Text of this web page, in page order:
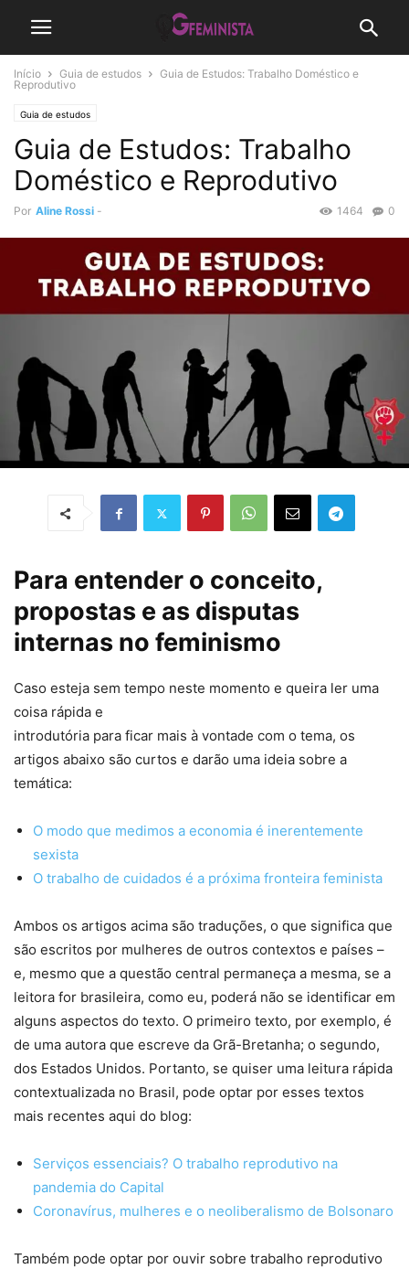
Início Guia de estudos
Guia de Estudos: Trabalho Doméstico e
Reprodutivo
Guia de estudos
Guia de Estudos: Trabalho
Doméstico e Reprodutivo
Por Aline Rossi - 0
1464
Para entender o conceito,
propostas e as disputas
internas no feminismo
Caso esteja sem tempo neste momento e queira ler uma
coisa rápida e
introdutória para ficar mais à vontade com o tema, os
artigos abaixo são curtos e darão uma ideia sobre a
temática:
O modo que medimos a economia é inerentemente
sexista
O trabalho de cuidados é a próxima fronteira feminista
Ambos os artigos acima são traduções, o que significa que
são escritos por mulheres de outros contextos e países –
e, mesmo que a questão central permaneça a mesma, se a
leitora for brasileira, como eu, poderá não se identificar em
alguns aspectos do texto. O primeiro texto, por exemplo, é
de uma autora que escreve da Grã-Bretanha; o segundo,
dos Estados Unidos. Portanto, se quiser uma leitura rápida
contextualizada no Brasil, pode optar por esses textos
mais recentes aqui do blog:
Serviços essenciais? O trabalho reprodutivo na
pandemia do Capital
Coronavírus, mulheres e o neoliberalismo de Bolsonaro
Também pode optar por ouvir sobre trabalho reprodutivo